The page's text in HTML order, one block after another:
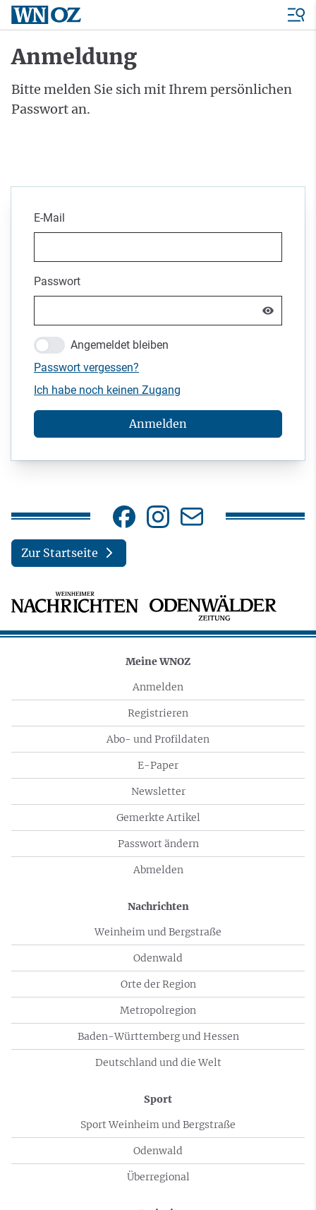
Anmeldung
Bitte melden Sie sich mit Ihrem persönlichen
Passwort an.
E-Mail
Passwort
Angemeldet bleiben
Passwort vergessen?
Ich habe noch keinen Zugang
Anmelden
Zur Startseite
Meine WNOZ
Anmelden
Registrieren
Abo- und Profildaten
E-Paper
Newsletter
Gemerkte Artikel
Passwort ändern
Abmelden
Nachrichten
Weinheim und Bergstraße
Odenwald
Orte der Region
Metropolregion
Baden-Württemberg und Hessen
Deutschland und die Welt
Sport
Sport Weinheim und Bergstraße
Odenwald
Überregional